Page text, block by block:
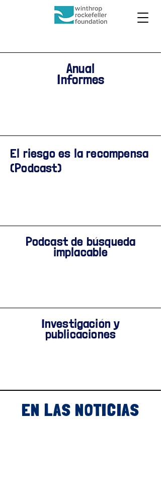
Anual
Informes
El riesgo es la recompensa
(Podcast)
Podcast de búsqueda
implacable
Investigación y
publicaciones
EN LAS NOTICIAS